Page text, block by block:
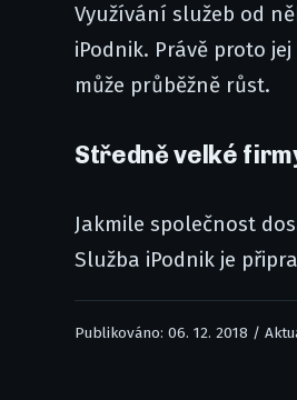
Využívání služeb od
iPodnik. Právě proto
může průběžně růst.
Středně velké
Jakmile společnost
Služba iPodnik je
Publikováno: 06. 12. 2018 /